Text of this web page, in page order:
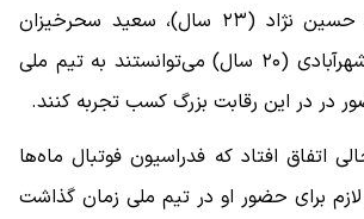
سال)، محمد جواد حسین نژاد (۲۳ سال)، سعید سحرخیزان
(۲۳ سال) و پوریا شهرآبادی (۲۰ سال) می‌توانستند به تیم ملی
در در این رقابت بزرگ کسب تجربه کنند.
اتفاق افتاد که فدراسیون فوتبال ماه‌ها
برای حضور او در تیم ملی زمان گذاشت